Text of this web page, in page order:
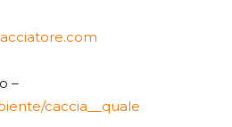
–
caccia__quale